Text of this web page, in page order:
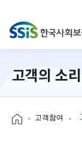
고객의 소리
고객참여